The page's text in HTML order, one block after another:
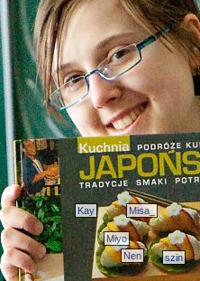
Kay Misa_
Miyo
Nen
szin